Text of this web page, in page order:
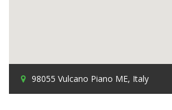
98055 Vulcano Piano ME, Italy